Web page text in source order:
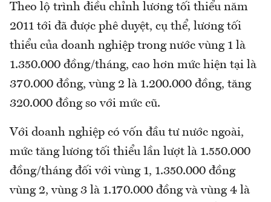
Theo lộ trình điều chỉnh lương tối thiểu năm
2011 tới đã được phê duyệt, cụ thể, lương tối
thiểu của doanh nghiệp trong nước vùng 1 là
1.350.000 đồng/tháng, cao hơn mức hiện tại là
370.000 đồng, vùng 2 là 1.200.000 đồng, tăng
320.000 đồng so với mức cũ.
Với doanh nghiệp có vốn đầu tư nước ngoài,
mức tăng lương tối thiểu lần lượt là 1.550.000
đồng/tháng đối với vùng 1, 1.350.000 đồng
vùng 2, vùng 3 là 1.170.000 đồng và vùng 4 là